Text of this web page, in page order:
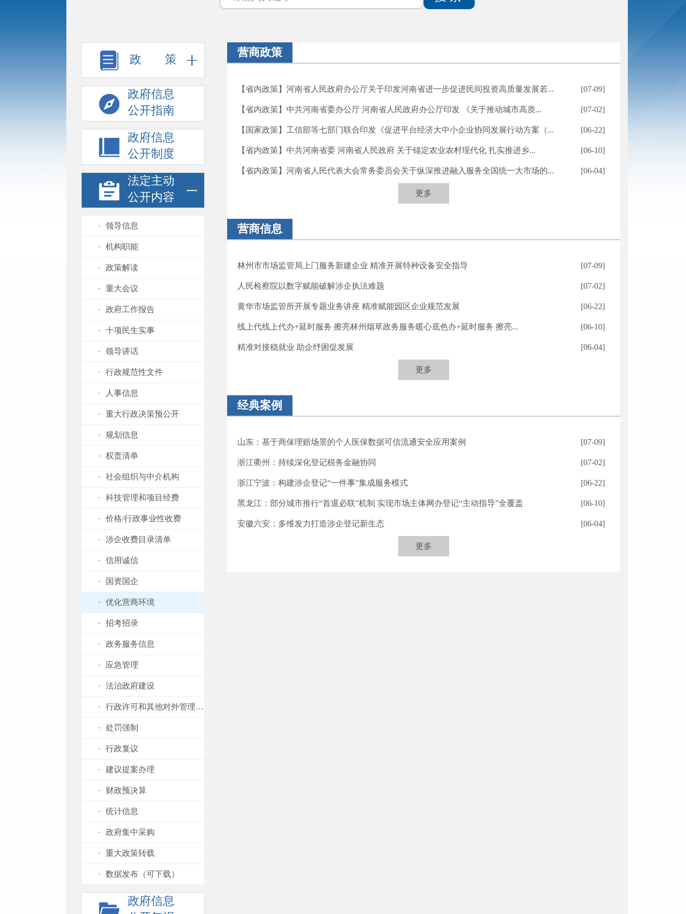
政 策
政府信息
公开指南
政府信息
公开制度
法定主动
公开内容
· 领导信息
· 机构职能
· 政策解读
· 重大会议
· 政府工作报告
· 十项民生实事
· 领导讲话
· 行政规范性文件
· 人事信息
· 重大行政决策预公开
· 规划信息
· 权责清单
· 社会组织与中介机构
· 科技管理和项目经费
· 价格/行政事业性收费
· 涉企收费目录清单
· 信用诚信
· 国资国企
· 优化营商环境
· 招考招录
· 政务服务信息
· 应急管理
· 法治政府建设
· 行政许可和其他对外管理服务
· 处罚强制
· 行政复议
· 建议提案办理
· 财政预决算
· 统计信息
· 政府集中采购
· 重大政策转载
· 数据发布（可下载）
政府信息
营商政策
【省内政策】河南省人民政府办公厅关于印发河南省进一步促进民间投资高质量发展若... [07-09]
【省内政策】中共河南省委办公厅 河南省人民政府办公厅印发 《关于推动城市高质... [07-02]
【国家政策】工信部等七部门联合印发《促进平台经济大中小企业协同发展行动方案（... [06-22]
【省内政策】中共河南省委 河南省人民政府 关于锚定农业农村现代化 扎实推进乡... [06-10]
【省内政策】河南省人民代表大会常务委员会关于纵深推进融入服务全国统一大市场的... [06-04]
更多
营商信息
林州市市场监管局上门服务新建企业 精准开展特种设备安全指导 [07-09]
人民检察院以数字赋能破解涉企执法难题 [07-02]
黄华市场监管所开展专题业务讲座 精准赋能园区企业规范发展 [06-22]
线上代线上代办+延时服务 擦亮林州烟草政务服务暖心底色办+延时服务 擦亮... [06-10]
精准对接稳就业 助企纾困促发展 [06-04]
更多
经典案例
山东：基于商保理赔场景的个人医保数据可信流通安全应用案例 [07-09]
浙江衢州：持续深化登记税务金融协同 [07-02]
浙江宁波：构建涉企登记“一件事”集成服务模式 [06-22]
黑龙江：部分城市推行“首退必联”机制 实现市场主体网办登记“主动指导”全覆盖 [06-10]
安徽六安：多维发力打造涉企登记新生态 [06-04]
更多